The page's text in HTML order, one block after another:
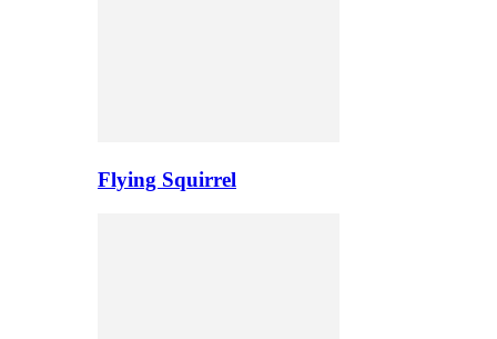
Flying Squirrel